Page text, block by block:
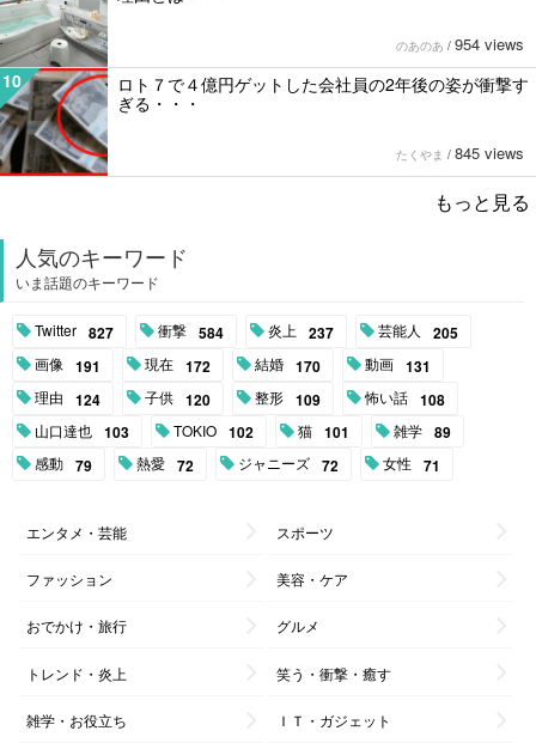
のあのあ / 954 views
10
ロト７で４億円ゲットした会社員の2年後の姿が衝撃す
ぎる・・・
たくやま / 845 views
もっと見る
人気のキーワード
いま話題のキーワード
Twitter 827 衝撃 584 炎上 237 芸能人 205
画像 191 現在 172 結婚 170 動画 131
理由 124 子供 120 整形 109 怖い話 108
山口達也 103 TOKIO 102 猫 101 雑学 89
感動 79 熱愛 72 ジャニーズ 72 女性 71
エンタメ・芸能 スポーツ
ファッション 美容・ケア
おでかけ・旅行 グルメ
トレンド・炎上 笑う・衝撃・癒す
雑学・お役立ち ＩＴ・ガジェット